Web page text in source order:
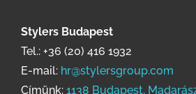
Stylers Budapest
Tel.: +36 (20) 416 1932
E-mail: hr@stylersgroup.com
Címünk: 1138 Budapest,